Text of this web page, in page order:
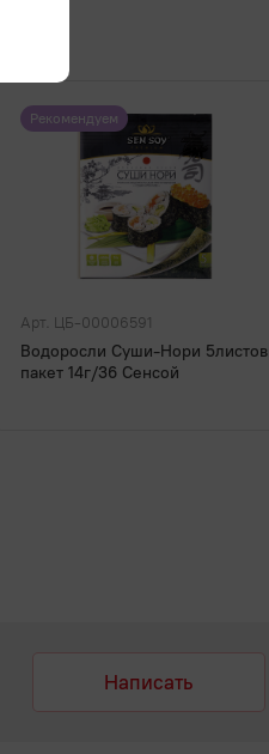
Рекомендуем
Арт. ЦБ-00006591
Водоросли Суши-Нори 5листов
пакет 14г/36 Сенсой
Написать